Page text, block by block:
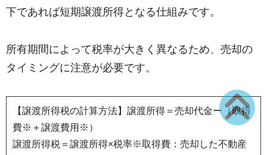
下であれば短期譲渡所得となる仕組みです。
所有期間によって税率が大きく異なるため、売却の
タイミングに注意が必要です。
【譲渡所得税の計算方法】譲渡所得＝売却代金ー（取得
費※＋譲渡費用※）
譲渡所得税＝譲渡所得×税率※取得費：売却した不動産